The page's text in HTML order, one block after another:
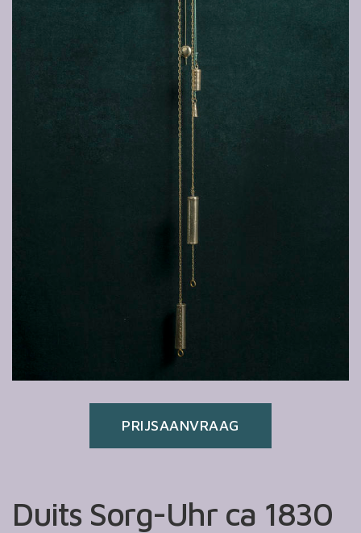
PRIJSAANVRAAG
Duits Sorg-Uhr ca 1830